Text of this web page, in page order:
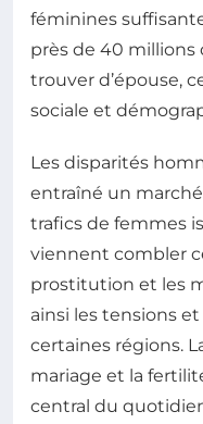
féminines
près de 40 millions
trouver d’épouse,
sociale et
Les disparités
entraîné un
trafics de femmes
viennent combler
prostitution et les
ainsi les tensions
certaines régions.
mariage et la
central du